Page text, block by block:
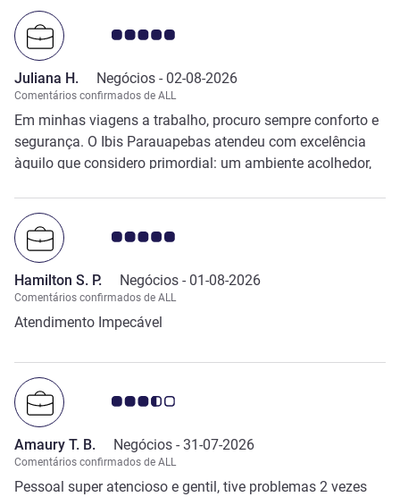
Nota clientes Avis 5.0/5
Juliana H. Negócios - 02-08-2026
Comentários confirmados de ALL
Em minhas viagens a trabalho, procuro sempre conforto e
segurança. O Ibis Parauapebas atendeu com excelência
àquilo que considero primordial: um ambiente acolhedor,
Nota clientes Avis 5.0/5
Hamilton S. P. Negócios - 01-08-2026
Comentários confirmados de ALL
Atendimento Impecável
Nota clientes Avis 3.5/5
Amaury T. B. Negócios - 31-07-2026
Comentários confirmados de ALL
Pessoal super atencioso e gentil, tive problemas 2 vezes